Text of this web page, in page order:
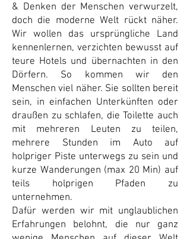
& Denken der Menschen verwurzelt,
doch die moderne Welt rückt näher.
Wir wollen das ursprüngliche Land
kennenlernen, verzichten bewusst auf
teure Hotels und übernachten in den
Dörfern. So kommen wir den
Menschen viel näher. Sie sollten bereit
sein, in einfachen Unterkünften oder
draußen zu schlafen, die Toilette auch
mit mehreren Leuten zu teilen,
mehrere Stunden im Auto auf
holpriger Piste unterwegs zu sein und
kurze Wanderungen (max 20 Min) auf
teils holprigen Pfaden zu
unternehmen.
Dafür werden wir mit unglaublichen
Erfahrungen belohnt, die nur ganz